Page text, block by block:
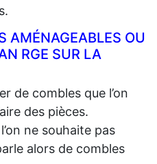
AMÉNAGEABLES OU
RGE SUR LA
de combles que l’on
des pièces.
ne souhaite pas
alors de combles